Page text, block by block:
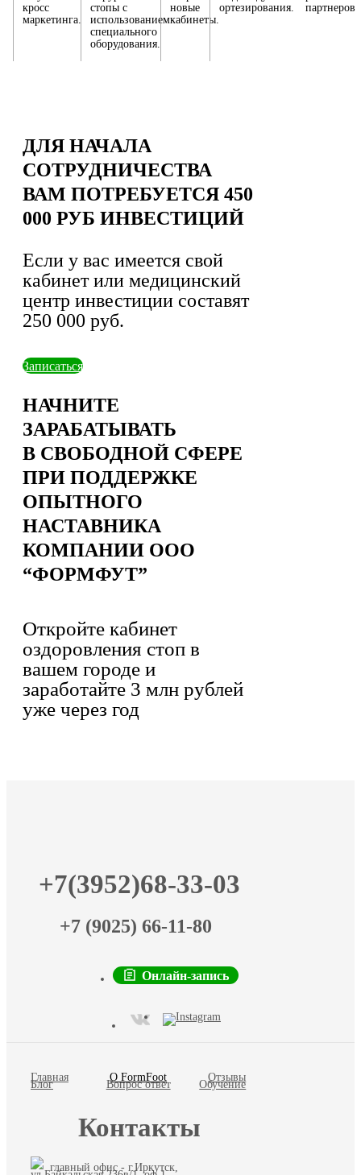
кросс
маркетинга.
стопы с
использованием
специального
оборудования.
новые
кабинеты.
ортезирования.
партнеров
ДЛЯ НАЧАЛА
СОТРУДНИЧЕСТВА
ВАМ ПОТРЕБУЕТСЯ 450
000 РУБ ИНВЕСТИЦИЙ
Если у вас имеется свой
кабинет или медицинский
центр инвестиции составят
250 000 руб.
Записаться
НАЧНИТЕ
ЗАРАБАТЫВАТЬ
В СВОБОДНОЙ СФЕРЕ
ПРИ ПОДДЕРЖКЕ
ОПЫТНОГО
НАСТАВНИКА
КОМПАНИИ ООО
“ФОРМФУТ”
Откройте кабинет
оздоровления стоп в
вашем городе и
заработайте 3 млн рублей
уже через год
+7(3952)68-33-03
+7 (9025) 66-11-80
Онлайн-запись
Главная О FormFoot Отзывы
Блог Вопрос ответ Обучение
Контакты
главный офис - г.Иркутск,